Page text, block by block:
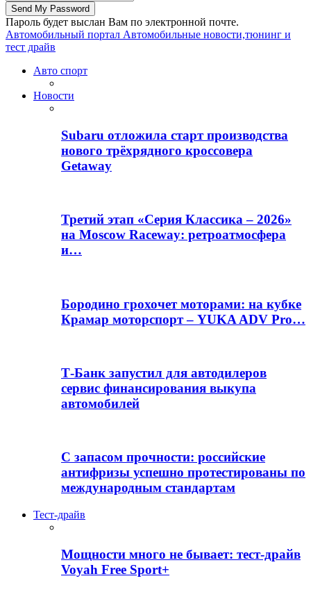
Пароль будет выслан Вам по электронной почте.
Автомобильный портал Автомобильные новости,тюнинг и
тест драйв
Авто спорт
Новости
Subaru отложила старт производства
нового трёхрядного кроссовера
Getaway
Третий этап «Серия Классика – 2026»
на Moscow Raceway: ретроатмосфера
и…
Бородино грохочет моторами: на кубке
Крамар моторспорт – YUKA ADV Pro…
Т-Банк запустил для автодилеров
сервис финансирования выкупа
автомобилей
С запасом прочности: российские
антифризы успешно протестированы по
международным стандартам
Тест-драйв
Мощности много не бывает: тест-драйв
Voyah Free Sport+